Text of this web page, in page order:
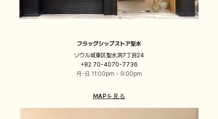
フラッグシップストア聖水
ソウル城東区聖水洞7丁目24
+82 70-4070-7736
月-日 11:00pm - 9:00pm
MAPを見る